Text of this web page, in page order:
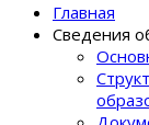
Главная
Сведения